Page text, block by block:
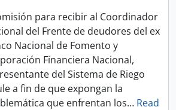
para recibir al Coordinador
del Frente de deudores del ex
Nacional de Fomento y
Financiera Nacional,
del Sistema de Riego
a fin de que expongan la
que enfrentan los… Read